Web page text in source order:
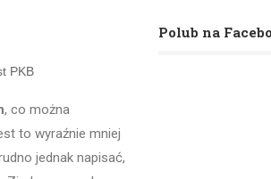
PKB
, co można
to wyraźnie mniej
jednak napisać,
Polub na